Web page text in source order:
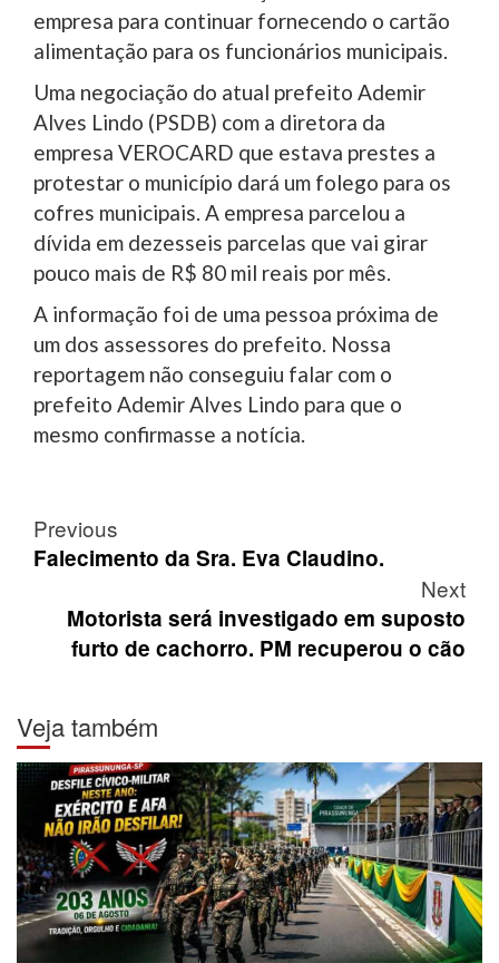
empresa para continuar fornecendo o cartão
alimentação para os funcionários municipais.
Uma negociação do atual prefeito Ademir
Alves Lindo (PSDB) com a diretora da
empresa VEROCARD que estava prestes a
protestar o município dará um folego para os
cofres municipais. A empresa parcelou a
dívida em dezesseis parcelas que vai girar
pouco mais de R$ 80 mil reais por mês.
A informação foi de uma pessoa próxima de
um dos assessores do prefeito. Nossa
reportagem não conseguiu falar com o
prefeito Ademir Alves Lindo para que o
mesmo confirmasse a notícia.
Post
navigation
Previous
Falecimento da Sra. Eva Claudino.
Next
Motorista será investigado em suposto
furto de cachorro. PM recuperou o cão
Veja também